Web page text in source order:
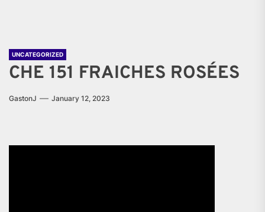
UNCATEGORIZED
CHE 151 FRAICHES ROSÉES
GastonJ January 12, 2023